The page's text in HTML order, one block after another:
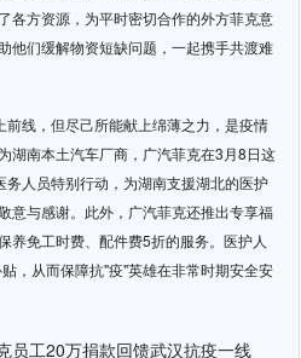
各方资源，为平时密切合作的外方菲克意
他们缓解物资短缺问题，一起携手共渡难
线，但尽己所能献上绵薄之力，是疫情
湖南本土汽车厂商，广汽菲克在3月8日这
人员特别行动，为湖南支援湖北的医护
意与感谢。此外，广汽菲克还推出专享福
养免工时费、配件费5折的服务。医护人
，从而保障抗"疫"英雄在非常时期安全安